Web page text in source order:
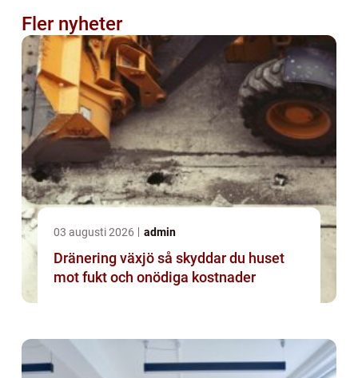
Fler nyheter
03 augusti 2026 admin
Dränering växjö så skyddar du huset
mot fukt och onödiga kostnader